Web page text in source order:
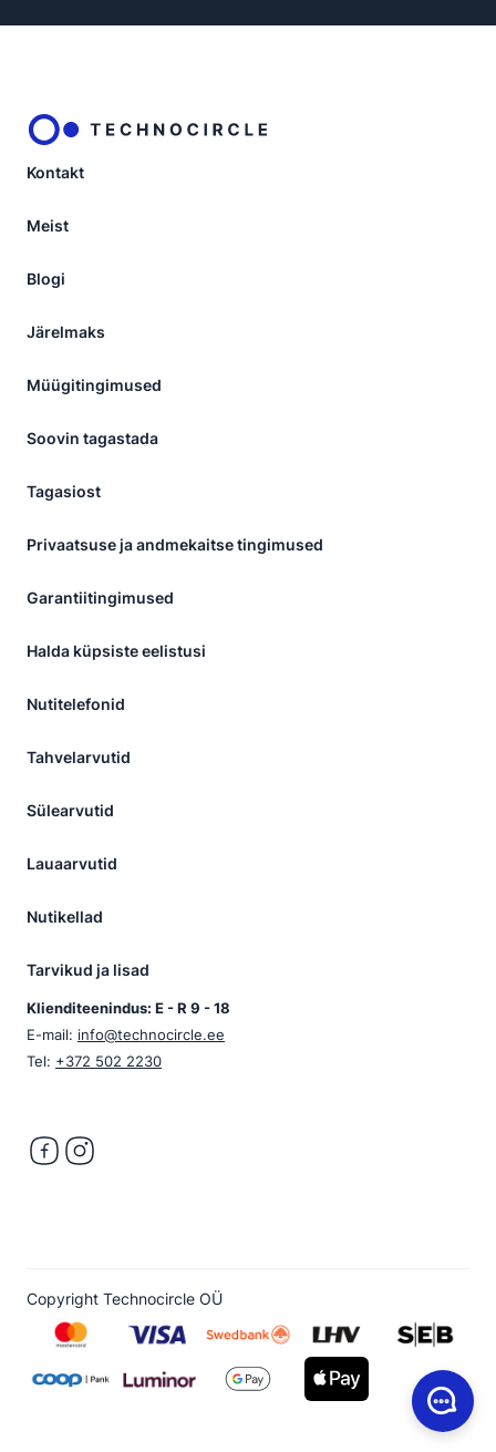
Kontakt
Meist
Blogi
Järelmaks
Müügitingimused
Soovin tagastada
Tagasiost
Privaatsuse ja andmekaitse tingimused
Garantiitingimused
Halda küpsiste eelistusi
Nutitelefonid
Tahvelarvutid
Sülearvutid
Lauaarvutid
Nutikellad
Tarvikud ja lisad
Klienditeenindus: E - R 9 - 18
E-mail: info@technocircle.ee
Tel: +372 502 2230
Copyright Technocircle OÜ